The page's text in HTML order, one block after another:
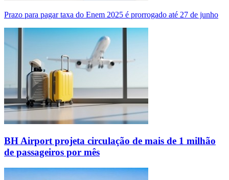
Prazo para pagar taxa do Enem 2025 é prorrogado até 27 de junho
BH Airport projeta circulação de mais de 1 milhão
de passageiros por mês